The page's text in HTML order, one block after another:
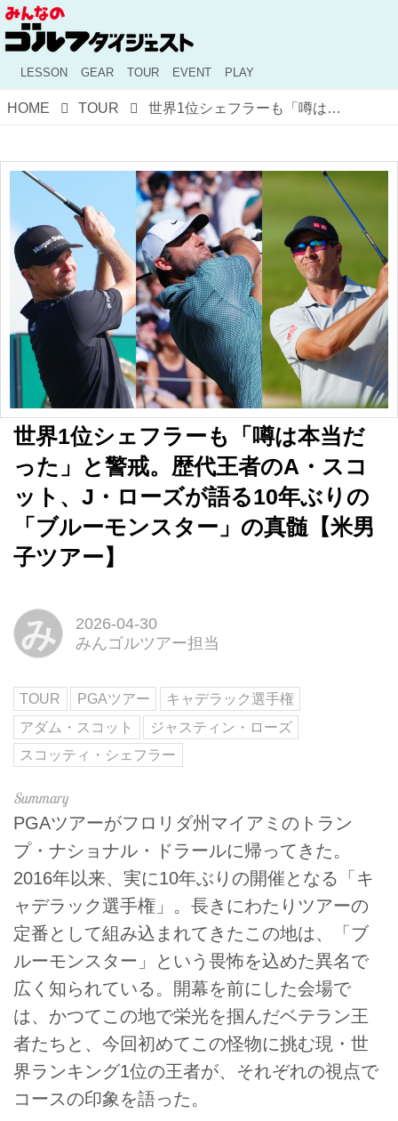
LESSON GEAR TOUR EVENT PLAY
HOME TOUR 世界1位シェフラーも「噂は本当だった」と警戒。歴代王者のA・スコット、J・ローズが語る10年ぶりの「ブルーモンスター」の真髄【米男子ツアー】
世界1位シェフラーも「噂は本当だ
った」と警戒。歴代王者のA・スコ
ット、J・ローズが語る10年ぶりの
「ブルーモンスター」の真髄【米男
子ツアー】
み
2026-04-30
みんゴルツアー担当
TOUR PGAツアー
キャデラック選手権
アダム・スコット
ジャスティン・ローズ
スコッティ・シェフラー
PGAツアーがフロリダ州マイアミのトラン
プ・ナショナル・ドラールに帰ってきた。
2016年以来、実に10年ぶりの開催となる「キ
ャデラック選手権」。長きにわたりツアーの
定番として組み込まれてきたこの地は、「ブ
ルーモンスター」という畏怖を込めた異名で
広く知られている。開幕を前にした会場で
は、かつてこの地で栄光を掴んだベテラン王
者たちと、今回初めてこの怪物に挑む現・世
界ランキング1位の王者が、それぞれの視点で
コースの印象を語った。